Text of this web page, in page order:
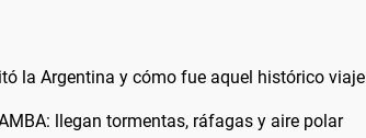
la Argentina y cómo fue aquel histórico viaje
llegan tormentas, ráfagas y aire polar